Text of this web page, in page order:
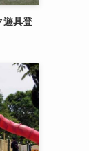
遊具登